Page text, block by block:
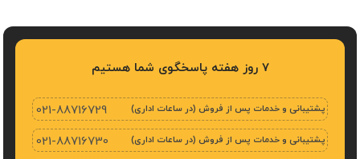
7 روز هفته پاسخگوی شما هستیم
پشتیبانی و خدمات پس از فروش (در ساعات اداری) 021-88716729
پشتیبانی و خدمات پس از فروش (در ساعات اداری) 021-88716730